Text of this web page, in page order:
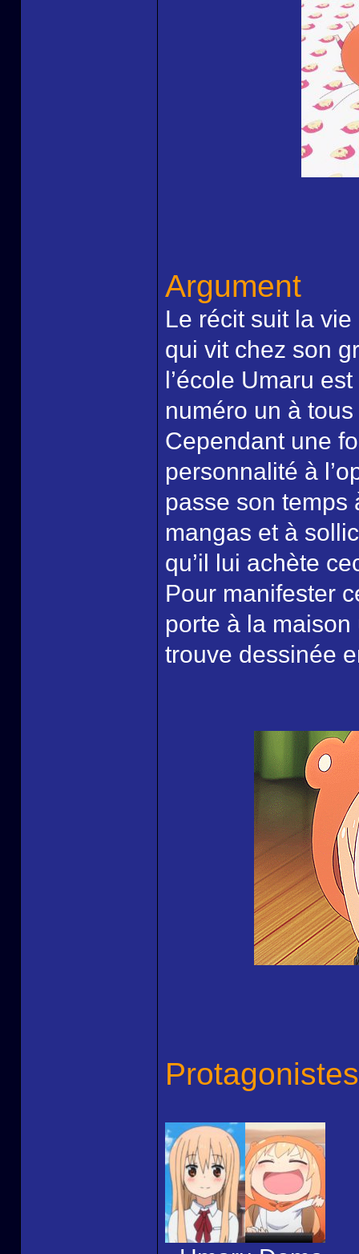
Argument
Le récit suit la
qui vit chez son
l’école Umaru
numéro un à
Cependant une
personnalité à
passe son temps
mangas et à
qu’il lui achète
Pour manifester
porte à la
trouve dessinée
Protagonistes